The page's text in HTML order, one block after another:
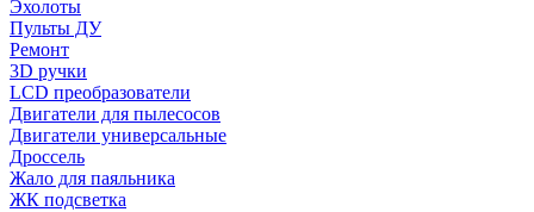
Эхолоты
Пульты ДУ
Ремонт
3D ручки
LCD преобразователи
Двигатели для пылесосов
Двигатели универсальные
Дроссель
Жало для паяльника
ЖК подсветка